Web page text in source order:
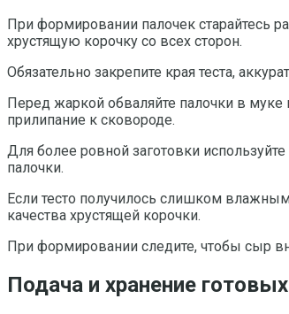
При формировании палочек старайтесь
хрустящую корочку со всех сторон.
Обязательно закрепите края теста,
Перед жаркой обваляйте палочки в
прилипание к сковороде.
Для более ровной заготовки
палочки.
Если тесто получилось слишком
качества хрустящей корочки.
При формировании следите, чтобы сыр
Подача и хранение